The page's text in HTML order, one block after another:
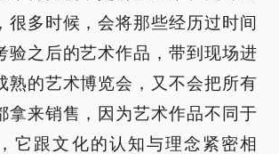
很多时候，会将那些经历过时间
验之后的艺术作品，带到现场进
熟的艺术博览会，又不会把所有
拿来销售，因为艺术作品不同于
它跟文化的认知与理念紧密相